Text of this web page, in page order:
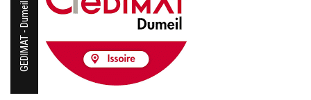
GEDIMAT - Dumeil